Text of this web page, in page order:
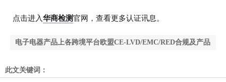
点击进入华商检测官网，查看更多认证讯息。
电子电器产品上各跨境平台欧盟CE-LVD/EMC/RED合规及产品
此文关键词：